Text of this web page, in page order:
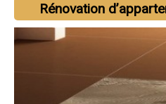
Rénovation